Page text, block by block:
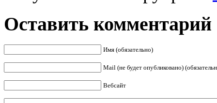
Оставить комментарий
Имя (обязательно)
Mail (не будет опубликовано)
Вебсайт